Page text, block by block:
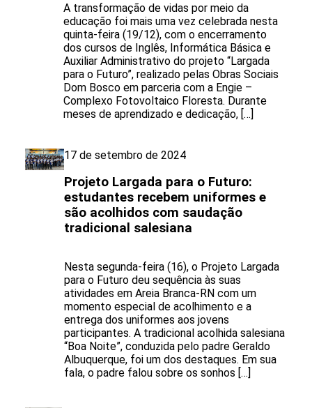
A transformação de vidas por meio da
educação foi mais uma vez celebrada nesta
quinta-feira (19/12), com o encerramento
dos cursos de Inglês, Informática Básica e
Auxiliar Administrativo do projeto “Largada
para o Futuro”, realizado pelas Obras Sociais
Dom Bosco em parceria com a Engie –
Complexo Fotovoltaico Floresta. Durante
meses de aprendizado e dedicação, […]
17 de setembro de 2024
Projeto Largada para o Futuro:
estudantes recebem uniformes e
são acolhidos com saudação
tradicional salesiana
Nesta segunda-feira (16), o Projeto Largada
para o Futuro deu sequência às suas
atividades em Areia Branca-RN com um
momento especial de acolhimento e a
entrega dos uniformes aos jovens
participantes. A tradicional acolhida salesiana
“Boa Noite”, conduzida pelo padre Geraldo
Albuquerque, foi um dos destaques. Em sua
fala, o padre falou sobre os sonhos […]